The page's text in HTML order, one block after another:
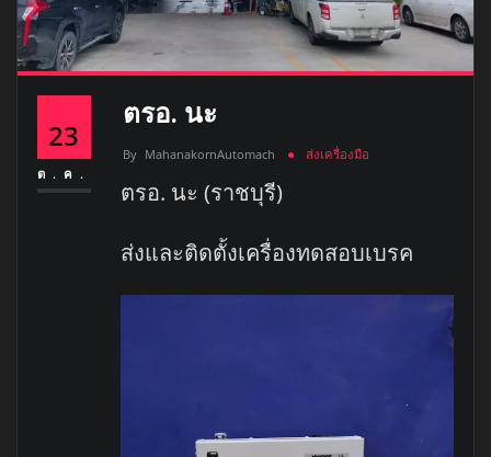
23
ต.ค.
ตรอ. นะ
By MahanakornAutomach ส่งเครื่องมือ
ตรอ. นะ (ราชบุรี)
ส่งและติดตั้งเครื่องทดสอบเบรค